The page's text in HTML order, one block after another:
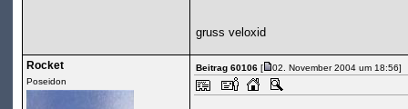
gruss veloxid
Rocket
Poseidon
Beitrag 60106[ 02. November 2004 um 18:56]